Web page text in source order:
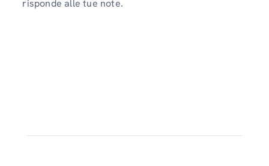
risponde alle tue note.